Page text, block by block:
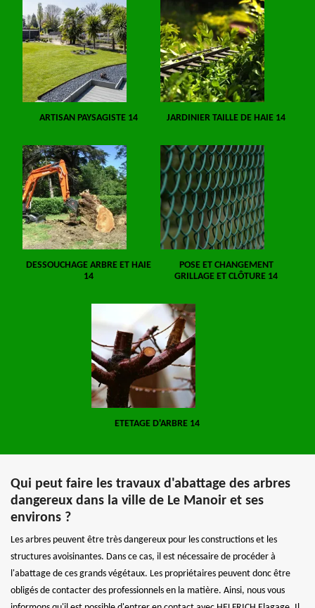
ARTISAN PAYSAGISTE 14 JARDINIER TAILLE DE HAIE 14
DESSOUCHAGE ARBRE ET HAIE
14
POSE ET CHANGEMENT
GRILLAGE ET CLÔTURE 14
ETETAGE D'ARBRE 14
Qui peut faire les travaux d'abattage des arbres
dangereux dans la ville de Le Manoir et ses
environs ?
Les arbres peuvent être très dangereux pour les constructions et les
structures avoisinantes. Dans ce cas, il est nécessaire de procéder à
l'abattage de ces grands végétaux. Les propriétaires peuvent donc être
obligés de contacter des professionnels en la matière. Ainsi, nous vous